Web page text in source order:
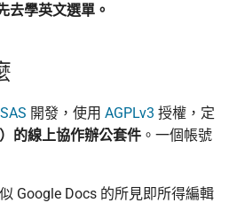
去學英文選單。
開發，使用 AGPLv3 授權，定
的線上協作辦公套件 。一個帳號
似 Google Docs 的所見即所得編輯